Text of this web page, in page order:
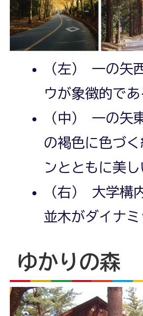
（左） 一の矢
ウが象徴的であ
（中） 一の矢
の褐色に色づ
ンとともに美し
（右） 大学構
並木がダイナ
ゆかりの森